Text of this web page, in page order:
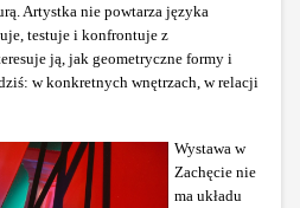
Artystka nie powtarza języka
testuje i konfrontuje z
ją, jak geometryczne formy i
w konkretnych wnętrzach, w relacji
Wystawa w
Zachęcie nie
ma układu